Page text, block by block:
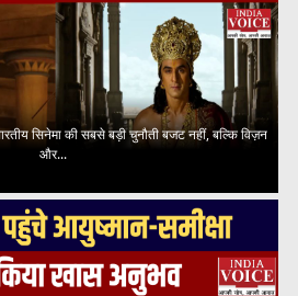
सिनेमा की सबसे बड़ी चुनौती बजट नहीं, बल्कि विज़न
और...